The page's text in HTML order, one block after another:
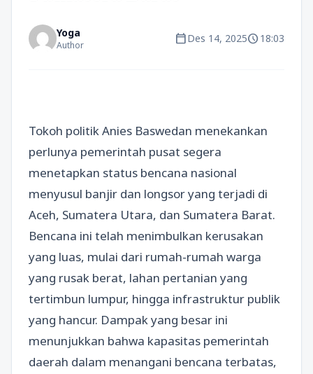
Yoga
Author calendar_todayDes 14, 2025schedule18:03
Tokoh politik Anies Baswedan menekankan
perlunya pemerintah pusat segera
menetapkan status bencana nasional
menyusul banjir dan longsor yang terjadi di
Aceh, Sumatera Utara, dan Sumatera Barat.
Bencana ini telah menimbulkan kerusakan
yang luas, mulai dari rumah-rumah warga
yang rusak berat, lahan pertanian yang
tertimbun lumpur, hingga infrastruktur publik
yang hancur. Dampak yang besar ini
menunjukkan bahwa kapasitas pemerintah
daerah dalam menangani bencana terbatas,